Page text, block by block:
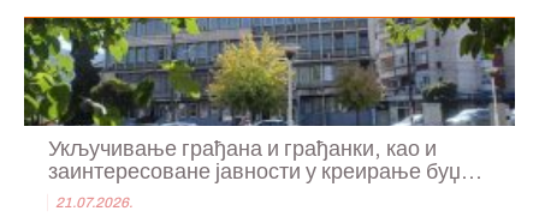
Укључивање грађана и грађанки, као и
заинтересоване јавности у креирање буџ...
21.07.2026.